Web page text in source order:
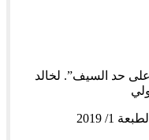
حد السيف”. لخالد